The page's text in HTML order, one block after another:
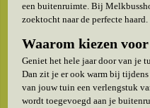
een buitenruimte. Bij
zoektocht naar de perfecte haard.
Waarom kiezen
Geniet het hele jaar door van je
Dan zit je er ook warm bij tijdens
van jouw tuin een verlengstuk
wordt toegevoegd aan je